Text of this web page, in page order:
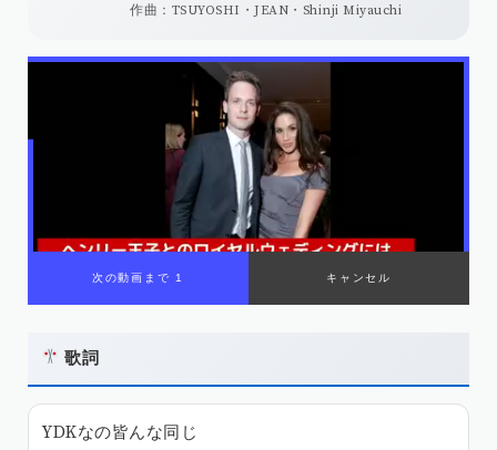
作曲：TSUYOSHI・JEAN・Shinji Miyauchi
歌詞
YDKなの皆んな同じ